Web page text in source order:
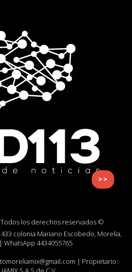
>>
los derechos reservados ©
colonia Mariano Escobedo, Morelia,
WhatsApp 4434055765
| Propietario: